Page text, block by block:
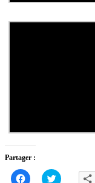
Partager :
Cliquez Cliquez